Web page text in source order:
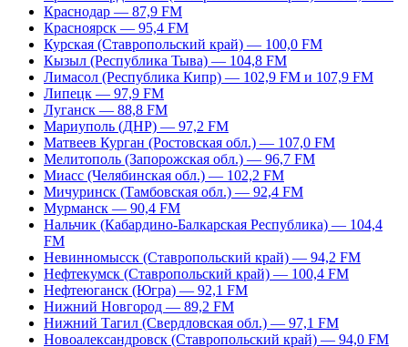
Краснодар — 87,9 FM
Красноярск — 95,4 FM
Курская (Ставропольский край) — 100,0 FM
Кызыл (Республика Тыва) — 104,8 FM
Лимасол (Республика Кипр) — 102,9 FM и 107,9 FM
Липецк — 97,9 FM
Луганск — 88,8 FM
Мариуполь (ДНР) — 97,2 FM
Матвеев Курган (Ростовская обл.) — 107,0 FM
Мелитополь (Запорожская обл.) — 96,7 FM
Миасс (Челябинская обл.) — 102,2 FM
Мичуринск (Тамбовская обл.) — 92,4 FM
Мурманск — 90,4 FM
Нальчик (Кабардино-Балкарская Республика) — 104,4
FM
Невинномысск (Ставропольский край) — 94,2 FM
Нефтекумск (Ставропольский край) — 100,4 FM
Нефтеюганск (Югра) — 92,1 FM
Нижний Новгород — 89,2 FM
Нижний Тагил (Свердловская обл.) — 97,1 FM
Новоалександровск (Ставропольский край) — 94,0 FM